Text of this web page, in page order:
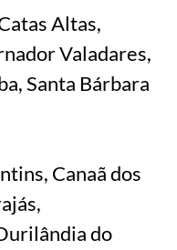
Altas,
Valadares,
Santa Bárbara
Canaã dos
do